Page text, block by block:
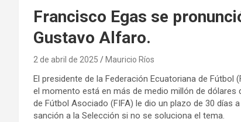
Francisco Egas se
Gustavo Alfaro.
2 de abril de 2025 Mauricio Ríos
El presidente de la Federación Ecuatoriana de
el momento está en más de medio millón de dólares
de Fútbol Asociado (FIFA) le dio un plazo de 30 días
sanción a la Selección si no se soluciona el tema.